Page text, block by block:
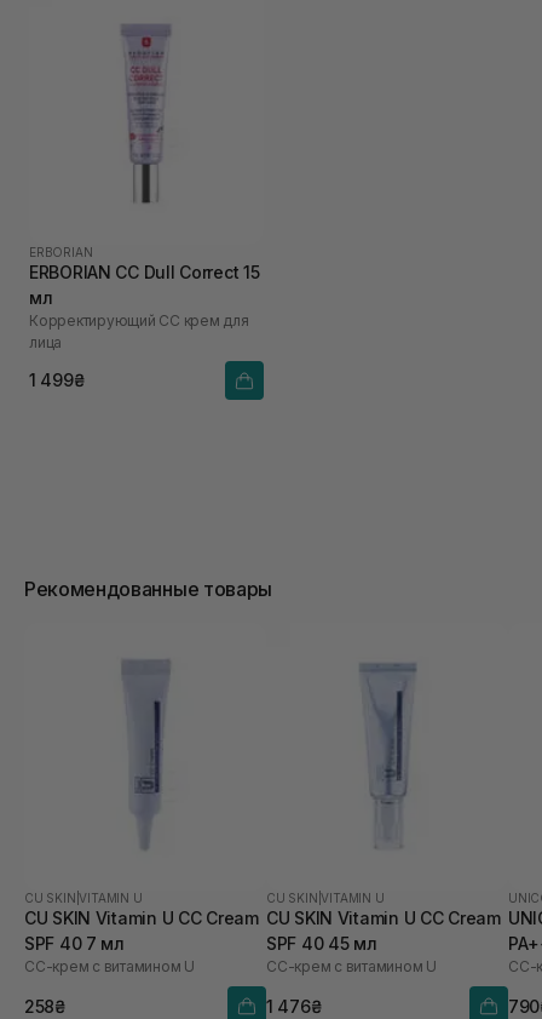
ERBORIAN
ERBORIAN CC Dull Correct 15
мл
Корректирующий СС крем для
лица
1 499₴
Рекомендованные товары
CU SKIN |VITAMIN U
CU SKIN Vitamin U CC Cream
SPF 40 7 мл
СС-крем с витамином U
258₴
CU SKIN |VITAMIN U
CU SKIN Vitamin U CC Cream
SPF 40 45 мл
СС-крем с витамином U
1 476₴